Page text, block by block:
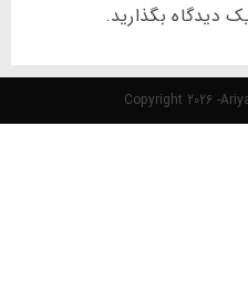
دیدگاه بگذارید.
Copyright 2026 -